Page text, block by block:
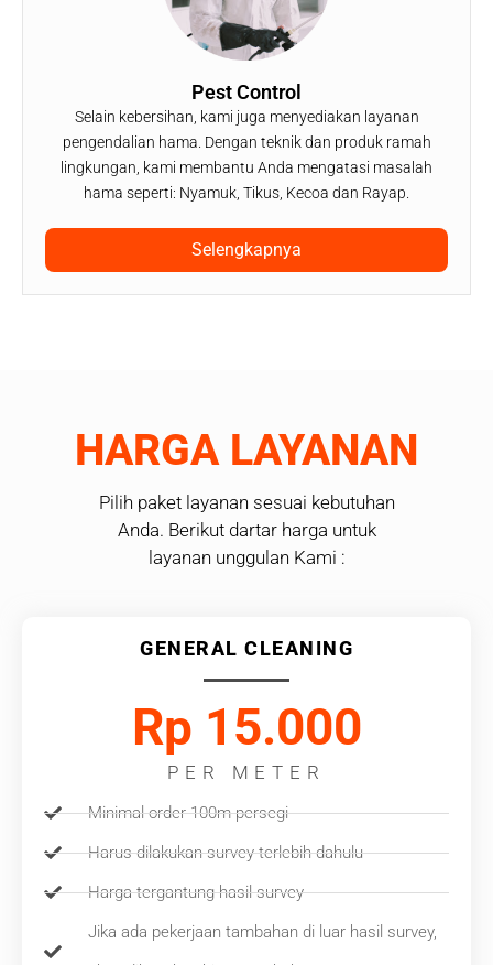
Pest Control
Selain kebersihan, kami juga menyediakan layanan
pengendalian hama. Dengan teknik dan produk ramah
lingkungan, kami membantu Anda mengatasi masalah
hama seperti: Nyamuk, Tikus, Kecoa dan Rayap.
Selengkapnya
HARGA LAYANAN
Pilih paket layanan sesuai kebutuhan
Anda. Berikut dartar harga untuk
layanan unggulan Kami :
GENERAL CLEANING
Rp 15.000
PER METER
Minimal order 100m persegi
Harus dilakukan survey terlebih dahulu
Harga tergantung hasil survey
Jika ada pekerjaan tambahan di luar hasil survey,